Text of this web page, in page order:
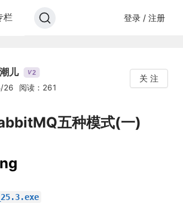
栏 登录 / 注册
儿 V2
26 阅读：261
关 注
五种模式(一)